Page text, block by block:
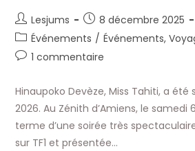
Auteur/autrice
de
la
publication :
Lesjums
Publication
publiée :
8 décembre 2025
Post
category:
Événements / Événements,
Commentaires
la
publication :
1 commentaire
Hinaupoko Devèze, Miss Tahiti, a été
2026. Au Zénith d’Amiens, le samedi
terme d’une soirée très
sur TF1 et présentée…